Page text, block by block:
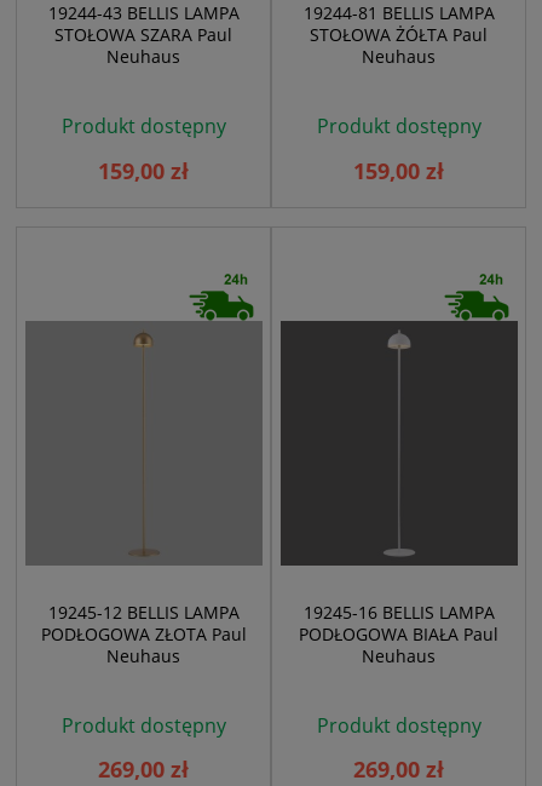
19244-43 BELLIS LAMPA
STOŁOWA SZARA Paul
Neuhaus
Produkt dostępny
159,00 zł
19244-81 BELLIS LAMPA
STOŁOWA ŻÓŁTA Paul
Neuhaus
Produkt dostępny
159,00 zł
19245-12 BELLIS LAMPA
PODŁOGOWA ZŁOTA Paul
Neuhaus
Produkt dostępny
269,00 zł
19245-16 BELLIS LAMPA
PODŁOGOWA BIAŁA Paul
Neuhaus
Produkt dostępny
269,00 zł